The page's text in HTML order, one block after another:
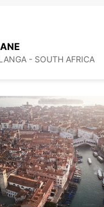
- SOUTH AFRICA
- SOUTH AFRICA